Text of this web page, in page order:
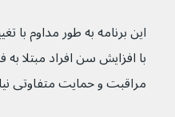
با افزایش سن افراد مبتلا
مراقبت و حمایت متفاوتی